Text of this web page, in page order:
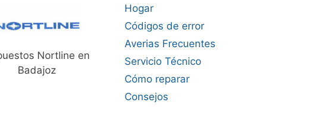
Nortline en
Badajoz
Hogar
Códigos de error
Averias Frecuentes
Servicio Técnico
Cómo reparar
Consejos